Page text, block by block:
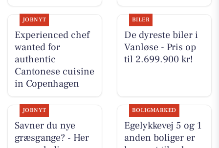
JOBNYT
Experienced chef
wanted for
authentic
Cantonese cuisine
in Copenhagen
BILER
De dyreste biler i
Vanløse - Pris op
til 2.699.900 kr!
JOBNYT
Savner du nye
græsgange? - Her
BOLIGMARKED
Egelykkevej 5 og 1
anden boliger er